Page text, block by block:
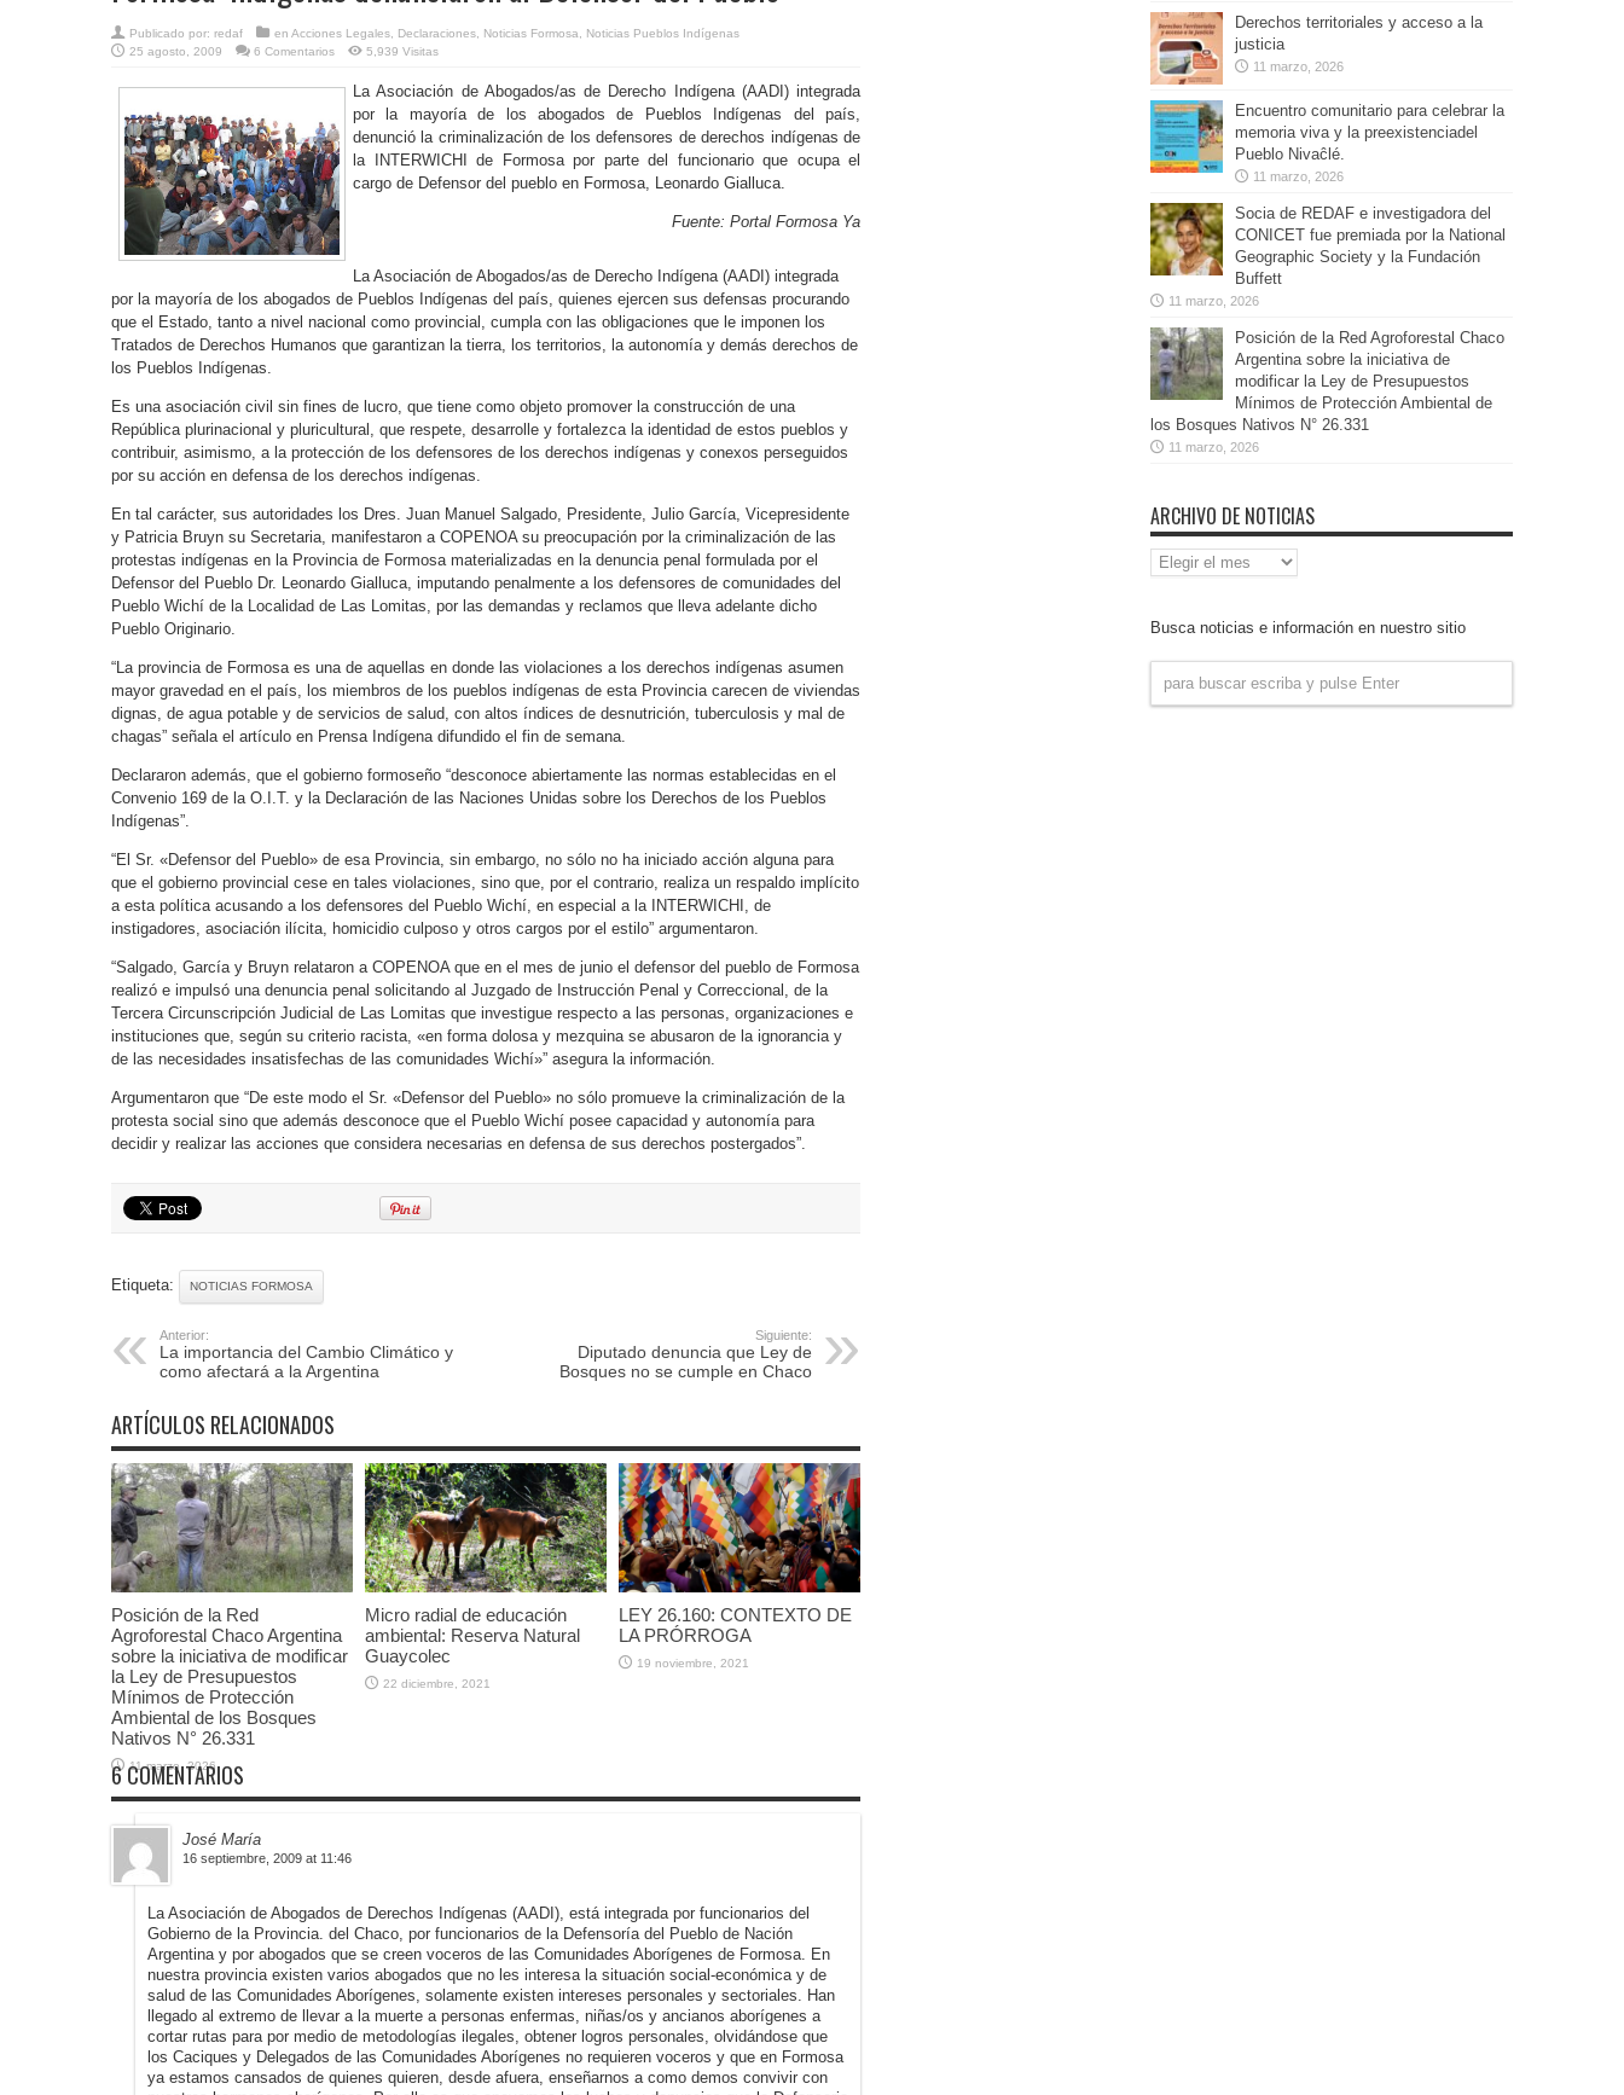
Publicado por: redaf en Acciones Legales Declaraciones Noticias Formosa
Noticias Pueblos Indígenas
25 agosto, 2009
6 Comentarios 5,939 Visitas
La Asociación de Abogados/as de Derecho Indígena (AADI) integrada
por la mayoría de los abogados de Pueblos Indígenas del país,
denunció la criminalización de los defensores de derechos indígenas de
la INTERWICHI de Formosa por parte del funcionario que ocupa el
cargo de Defensor del pueblo en Formosa, Leonardo Gialluca.
Fuente: Portal Formosa Ya
La Asociación de Abogados/as de Derecho Indígena (AADI) integrada
por la mayoría de los abogados de Pueblos Indígenas del país, quienes ejercen sus defensas procurando
que el Estado, tanto a nivel nacional como provincial, cumpla con las obligaciones que le imponen los
Tratados de Derechos Humanos que garantizan la tierra, los territorios, la autonomía y demás derechos de
los Pueblos Indígenas.
Es una asociación civil sin fines de lucro, que tiene como objeto promover la construcción de una
República plurinacional y pluricultural, que respete, desarrolle y fortalezca la identidad de estos pueblos y
contribuir, asimismo, a la protección de los defensores de los derechos indígenas y conexos perseguidos
por su acción en defensa de los derechos indígenas.
En tal carácter, sus autoridades los Dres. Juan Manuel Salgado, Presidente, Julio García, Vicepresidente
y Patricia Bruyn su Secretaria, manifestaron a COPENOA su preocupación por la criminalización de las
protestas indígenas en la Provincia de Formosa materializadas en la denuncia penal formulada por el
Defensor del Pueblo Dr. Leonardo Gialluca, imputando penalmente a los defensores de comunidades del
Pueblo Wichí de la Localidad de Las Lomitas, por las demandas y reclamos que lleva adelante dicho
Pueblo Originario.
“La provincia de Formosa es una de aquellas en donde las violaciones a los derechos indígenas asumen
mayor gravedad en el país, los miembros de los pueblos indígenas de esta Provincia carecen de viviendas
dignas, de agua potable y de servicios de salud, con altos índices de desnutrición, tuberculosis y mal de
chagas” señala el artículo en Prensa Indígena difundido el fin de semana.
Declararon además, que el gobierno formoseño “desconoce abiertamente las normas establecidas en el
Convenio 169 de la O.I.T. y la Declaración de las Naciones Unidas sobre los Derechos de los Pueblos
Indígenas”.
“El Sr. «Defensor del Pueblo» de esa Provincia, sin embargo, no sólo no ha iniciado acción alguna para
que el gobierno provincial cese en tales violaciones, sino que, por el contrario, realiza un respaldo implícito
a esta política acusando a los defensores del Pueblo Wichí, en especial a la INTERWICHI, de
instigadores, asociación ilícita, homicidio culposo y otros cargos por el estilo” argumentaron.
“Salgado, García y Bruyn relataron a COPENOA que en el mes de junio el defensor del pueblo de Formosa
realizó e impulsó una denuncia penal solicitando al Juzgado de Instrucción Penal y Correccional, de la
Tercera Circunscripción Judicial de Las Lomitas que investigue respecto a las personas, organizaciones e
instituciones que, según su criterio racista, «en forma dolosa y mezquina se abusaron de la ignorancia y
de las necesidades insatisfechas de las comunidades Wichí»” asegura la información.
Argumentaron que “De este modo el Sr. «Defensor del Pueblo» no sólo promueve la criminalización de la
protesta social sino que además desconoce que el Pueblo Wichí posee capacidad y autonomía para
decidir y realizar las acciones que considera necesarias en defensa de sus derechos postergados”.
Etiqueta: NOTICIAS FORMOSA
Anterior:
La importancia del Cambio Climático y
como afectará a la Argentina
Siguiente:
Diputado denuncia que Ley de
Bosques no se cumple en Chaco
ARTÍCULOS RELACIONADOS
Posición de la Red
Agroforestal Chaco Argentina
sobre la iniciativa de modificar
la Ley de Presupuestos
Mínimos de Protección
Ambiental de los Bosques
Nativos N° 26.331
11 marzo, 2026
Micro radial de educación
ambiental: Reserva Natural
Guaycolec
22 diciembre, 2021
LEY 26.160: CONTEXTO DE
LA PRÓRROGA
19 noviembre, 2021
6 COMENTARIOS
José María
16 septiembre, 2009 at 11:46
La Asociación de Abogados de Derechos Indígenas (AADI), está integrada por funcionarios del
Gobierno de la Provincia. del Chaco, por funcionarios de la Defensoría del Pueblo de Nación
Argentina y por abogados que se creen voceros de las Comunidades Aborígenes de Formosa. En
nuestra provincia existen varios abogados que no les interesa la situación social-económica y de
salud de las Comunidades Aborígenes, solamente existen intereses personales y sectoriales. Han
llegado al extremo de llevar a la muerte a personas enfermas, niñas/os y ancianos aborígenes a
cortar rutas para por medio de metodologías ilegales, obtener logros personales, olvidándose que
los Caciques y Delegados de las Comunidades Aborígenes no requieren voceros y que en Formosa
ya estamos cansados de quienes quieren, desde afuera, enseñarnos a como demos convivir con
Derechos territoriales y acceso a la
justicia
11 marzo, 2026
Encuentro comunitario para celebrar la
memoria viva y la preexistenciadel
Pueblo Nivaĉlé.
11 marzo, 2026
Socia de REDAF e investigadora del
CONICET fue premiada por la National
Geographic Society y la Fundación
Buffett
11 marzo, 2026
Posición de la Red Agroforestal Chaco
Argentina sobre la iniciativa de
modificar la Ley de Presupuestos
Mínimos de Protección Ambiental de
los Bosques Nativos N° 26.331
11 marzo, 2026
ARCHIVO DE NOTICIAS
Archivo
de
Busca noticias e información en nuestro sitio